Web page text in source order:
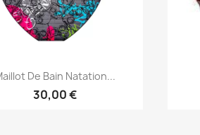
Aperçu rapide
De Bain Natation...
30,00 €